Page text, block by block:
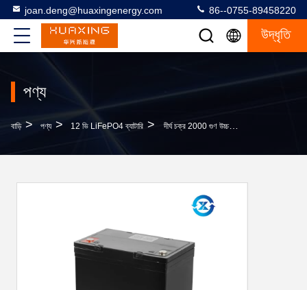
joan.deng@huaxingenergy.com 86--0755-89458220
উদ্ধৃতি
পণ্য
বাড়ি > পণ্য > 12 ভি LiFePO4 ব্যাটারি > দীর্ঘ চক্র 2000 গুণ উচ্চতা 170 মিমি 12 ভি LiFePO4 ব্যাটারি